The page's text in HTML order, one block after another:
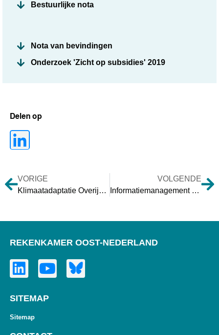
Bestuurlijke nota
Nota van bevindingen
Onderzoek 'Zicht op subsidies' 2019
Delen op
VORIGE
Klimaatadaptatie Overijssel
VOLGENDE
Informatiemanagement Gelderland
REKENKAMER OOST-NEDERLAND
SITEMAP
Sitemap